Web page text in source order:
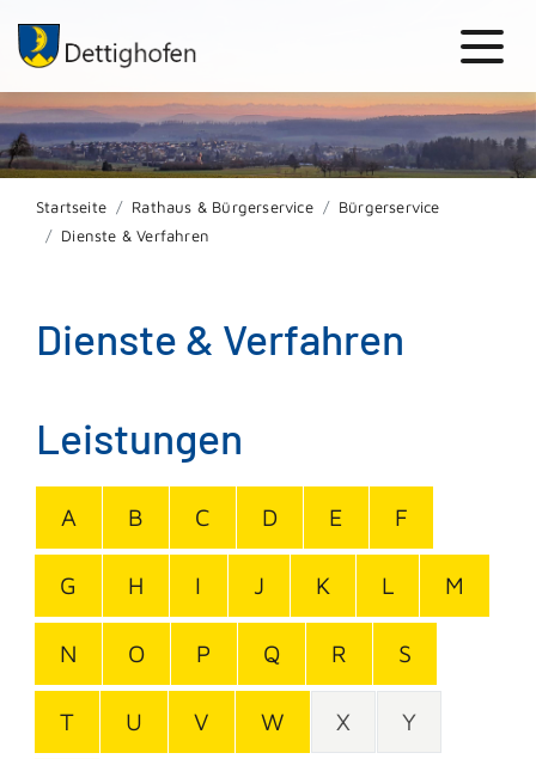
Startseite Rathaus & Bürgerservice
Bürgerservice
Dienste & Verfahren
Dienste & Verfahren
Leistungen
A B C D E F
G H I J K L M
N O P Q R S
T U V W X Y